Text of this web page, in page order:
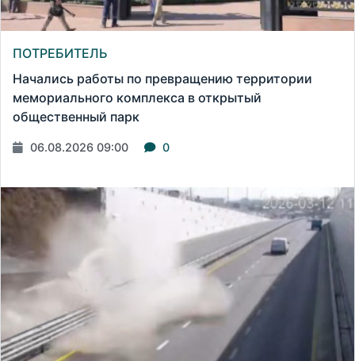
ПОТРЕБИТЕЛЬ
Начались работы по превращению территории
мемориального комплекса в открытый
общественный парк
06.08.2026 09:00 0